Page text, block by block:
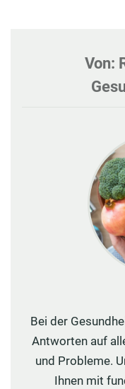
Von:
Bei der
Antworten auf
und Probleme.
Ihnen mit